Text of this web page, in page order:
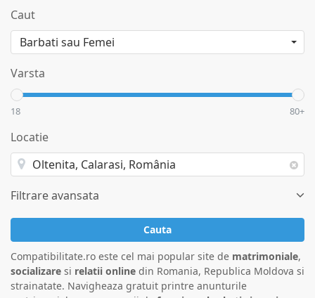
Caut
Varsta
18 80+
Locatie
Filtrare avansata
Cauta
Compatibilitate.ro este cel mai popular site de matrimoniale,
socializare si relatii online din Romania, Republica Moldova si
strainatate. Navigheaza gratuit printre anunturile